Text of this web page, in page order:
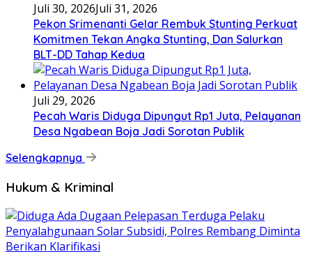
Juli 30, 2026Juli 31, 2026
Pekon Srimenanti Gelar Rembuk Stunting Perkuat
Komitmen Tekan Angka Stunting, Dan Salurkan
BLT-DD Tahap Kedua
Juli 29, 2026
Pecah Waris Diduga Dipungut Rp1 Juta, Pelayanan
Desa Ngabean Boja Jadi Sorotan Publik
Selengkapnya
Hukum & Kriminal